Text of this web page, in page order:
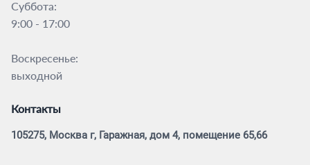
Суббота:
9:00 - 17:00
Воскресенье:
выходной
Контакты
105275, Москва г, Гаражная, дом 4, помещение 65,66